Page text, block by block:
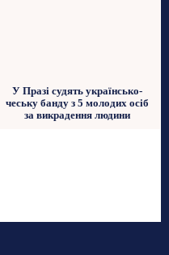
У Празі судять українсько-
чеську банду з 5 молодих осіб
за викрадення людини